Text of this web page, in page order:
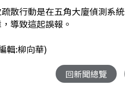
散行動是在五角大廈偵測系
導致這起誤報。
輯:柳向華)
回新聞總覽